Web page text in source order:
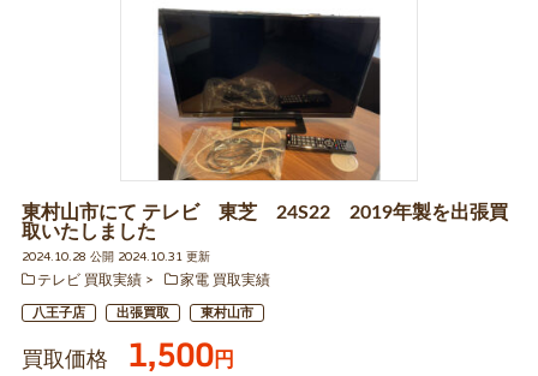
東村山市にて テレビ 東芝 24S22 2019年製を出張買
取いたしました
2024.10.28 公開 2024.10.31 更新
テレビ 買取実績
家電 買取実績
八王子店 出張買取 東村山市
買取価格 1,500円